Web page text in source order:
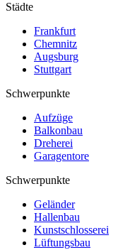
Städte
Frankfurt
Chemnitz
Augsburg
Stuttgart
Schwerpunkte
Aufzüge
Balkonbau
Dreherei
Garagentore
Schwerpunkte
Geländer
Hallenbau
Kunstschlosserei
Lüftungsbau